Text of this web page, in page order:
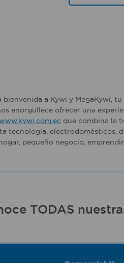
bienvenida a Kywi y
enorgullece ofrecer una
www.kywi.com.ec que combina la
tecnología, electrodomésticos,
pequeño negocio,
TODAS